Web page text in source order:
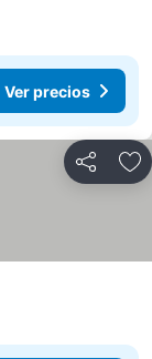
Ver precios
Compartir